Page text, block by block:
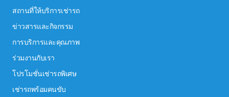
สถานที่ให้บริการเช่ารถ
ข่าวสารและกิจกรรม
การบริการและคุณภาพ
ร่วมงานกับเรา
โปรโมชั่นเช่ารถพิเศษ
เช่ารถพร้อมคนขับ